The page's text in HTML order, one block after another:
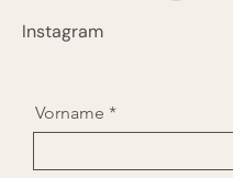
Instagram
Vorname